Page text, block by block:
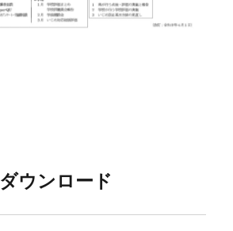
ダウンロード